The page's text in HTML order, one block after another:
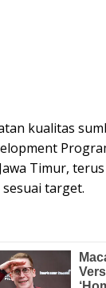
kualitas
Timur,
target.